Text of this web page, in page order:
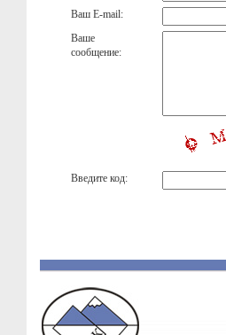
Ваш E-mail:
Ваше
сообщение:
Введите код: